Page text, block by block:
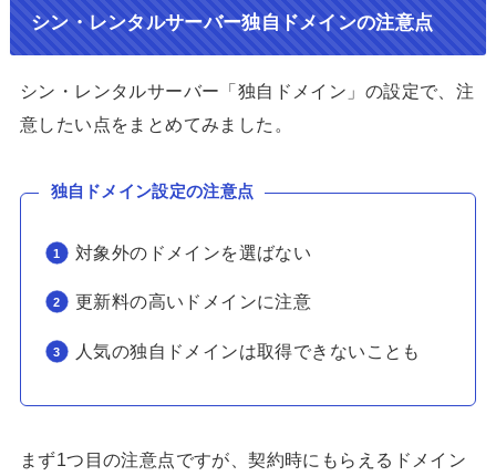
シン・レンタルサーバー独自ドメインの注意点
シン・レンタルサーバー「独自ドメイン」の設定で、注
意したい点をまとめてみました。
独自ドメイン設定の注意点
対象外のドメインを選ばない
更新料の高いドメインに注意
人気の独自ドメインは取得できないことも
まず1つ目の注意点ですが、契約時にもらえるドメイン